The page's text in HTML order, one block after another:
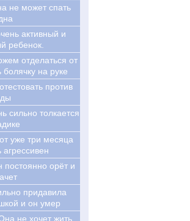
не может спать
активный и
ребенок.
отделаться от
болячку на руке
против
сильно толкается
уже три месяца
агрессивен
постоянно орёт и
придавила
и он умер
не хочет жить